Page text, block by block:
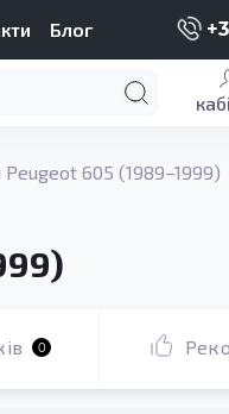
Блог
605 (1989–1999)
0